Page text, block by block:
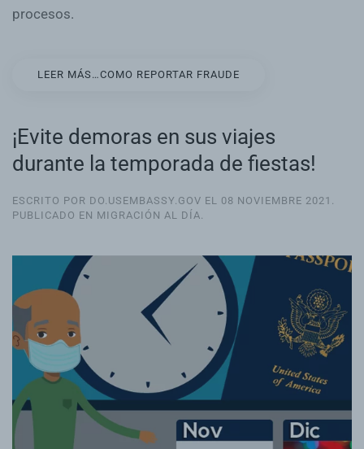
procesos.
LEER MÁS…COMO REPORTAR FRAUDE
¡Evite demoras en sus viajes
durante la temporada de fiestas!
ESCRITO POR DO.USEMBASSY.GOV EL 08 NOVIEMBRE 2021
PUBLICADO EN MIGRACIÓN AL DÍA